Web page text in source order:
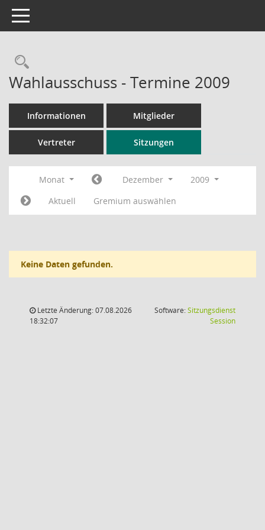
Toggle navigation
Rechercheauswahl
Wahlausschuss - Termine 2009
Informationen Mitglieder
Vertreter Sitzungen
Monat Dezember
2009
Aktuell
Gremium auswählen
Keine Daten gefunden.
Letzte Änderung: 07.08.2026
18:32:07
Software:Sitzungsdienst
Session(Wird in